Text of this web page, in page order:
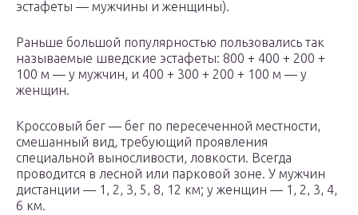
эстафеты — мужчины и женщины).
Раньше большой популярностью пользовались так
называемые шведские эстафеты: 800 + 400 + 200 +
100 м — у мужчин, и 400 + 300 + 200 + 100 м — у
женщин.
Кроссовый бег — бег по пересеченной местности,
смешанный вид, требующий проявления
специальной выносливости, ловкости. Всегда
проводится в лесной или парковой зоне. У мужчин
дистанции — 1, 2, 3, 5, 8, 12 км; у женщин — 1, 2, 3, 4,
6 км.